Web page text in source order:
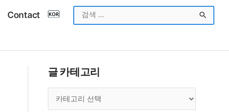
Contact
색
상
글 카테고리